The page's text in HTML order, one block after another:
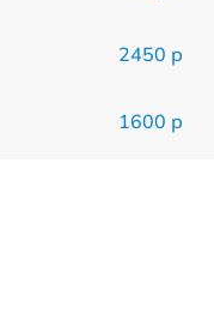
2450 р
1600 р